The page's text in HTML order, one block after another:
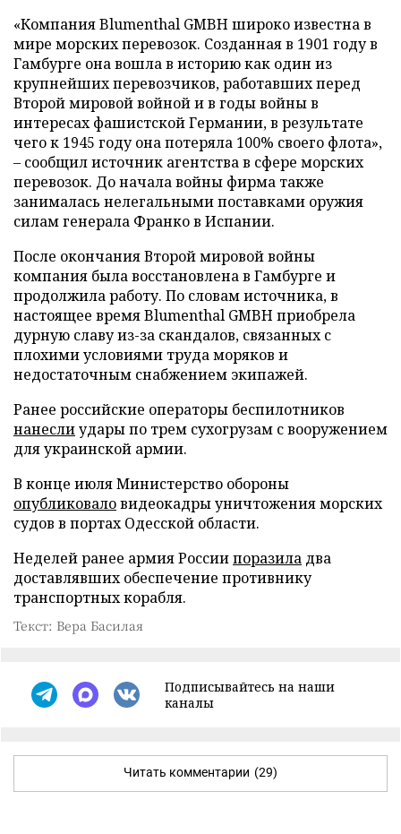
«Компания Blumenthal GMBH широко известна в
мире морских перевозок. Созданная в 1901 году в
Гамбурге она вошла в историю как один из
крупнейших перевозчиков, работавших перед
Второй мировой войной и в годы войны в
интересах фашистской Германии, в результате
чего к 1945 году она потеряла 100% своего флота»,
– сообщил источник агентства в сфере морских
перевозок. До начала войны фирма также
занималась нелегальными поставками оружия
силам генерала Франко в Испании.
После окончания Второй мировой войны
компания была восстановлена в Гамбурге и
продолжила работу. По словам источника, в
настоящее время Blumenthal GMBH приобрела
дурную славу из-за скандалов, связанных с
плохими условиями труда моряков и
недостаточным снабжением экипажей.
Ранее российские операторы беспилотников
нанеслиудары по трем сухогрузам с вооружением
для украинской армии.
В конце июля Министерство обороны
опубликоваловидеокадры уничтожения морских
судов в портах Одесской области.
Неделей ранее армия Россиипоразила два
доставлявших обеспечение противнику
транспортных корабля.
Текст: Вера Басилая
Подписывайтесь на наши
каналы
Читать комментарии (29)